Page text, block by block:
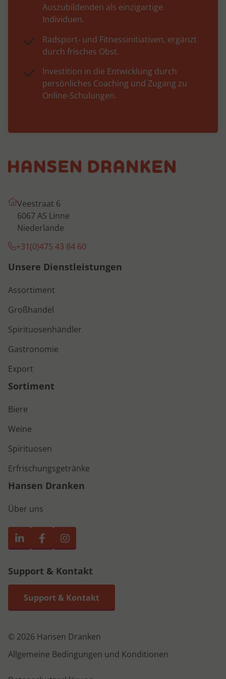
Auszubildenden als einzigartige
Individuen.
Radsport- und Fitnessinitiativen, ergänzt
durch frisches Obst.
Investition in die Entwicklung durch
persönliches Coaching und Zugang zu
Online-Schulungen.
Veestraat 6
6067 AS Linne
Niederlande
+31(0)475 43 84 60
Unsere Dienstleistungen
Assortiment
Großhandel
Spirituosenhändler
Gastronomie
Export
Sortiment
Biere
Weine
Spirituosen
Erfrischungsgetränke
Hansen Dranken
Über uns
Support & Kontakt
Support & Kontakt
© 2026 Hansen Dranken
Allgemeine Bedingungen und Konditionen